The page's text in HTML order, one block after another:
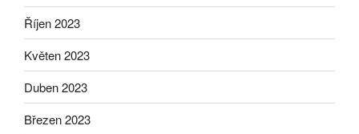
Říjen 2023
Květen 2023
Duben 2023
Březen 2023